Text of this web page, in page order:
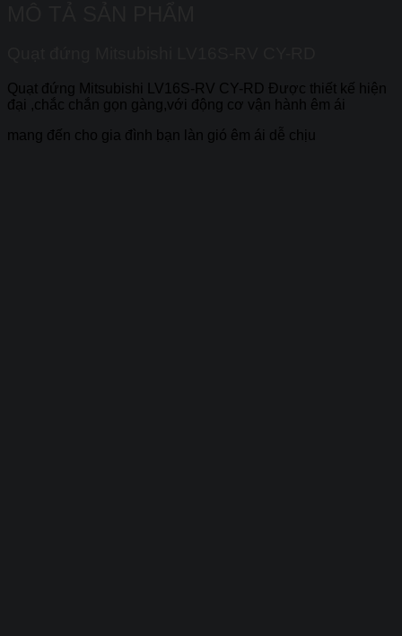
Quạt đứng Mitsubishi LV16S-RV CY-RD Được thiết kế hiện
đại ,chắc chắn gọn gàng,với động cơ vận hành êm ái
mang đến cho gia đình bạn làn gió êm ái dễ chịu